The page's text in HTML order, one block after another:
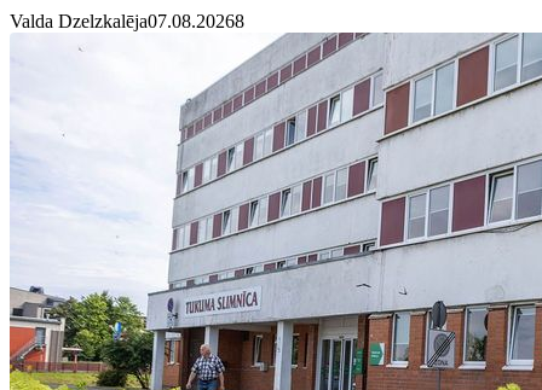
Valda Dzelzkalēja07.08.20268